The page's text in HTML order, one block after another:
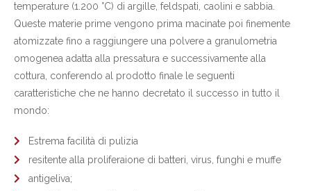
temperature (1.200 °C) di argille, feldspati, caolini e sabbia.
Queste materie prime vengono prima macinate poi finemente
atomizzate fino a raggiungere una polvere a granulometria
omogenea adatta alla pressatura e successivamente alla
cottura, conferendo al prodotto finale le seguenti
caratteristiche che ne hanno decretato il successo in tutto il
mondo:
Estrema facilità di pulizia
resitente alla proliferaione di batteri, virus, funghi e muffe
antigeliva;